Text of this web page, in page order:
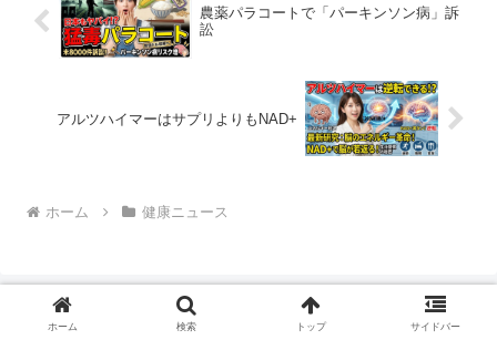
農薬パラコートで「パーキンソン病」訴
訟
アルツハイマーはサプリよりもNAD+
ホーム 健康ニュース
ホーム 検索 トップ サイドバー